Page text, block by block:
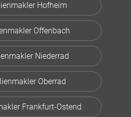
Hofheim
Offenbach
Niederrad
Oberrad
Frankfurt-Ostend